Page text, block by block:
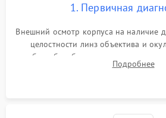
1. Первичная
Внешний осмотр корпуса на наличие
целостности линз объектива и
работы барабанчиков ввода
параллакса и зума. Выявление
Подробнее